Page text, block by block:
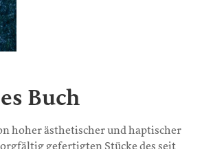
Buch
hoher ästhetischer und haptischer
gefertigten Stücke des seit